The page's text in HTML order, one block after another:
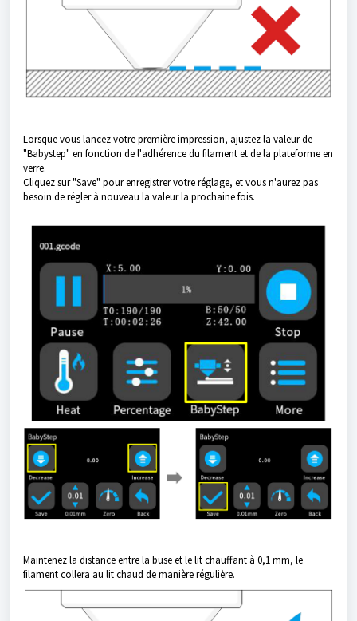
Lorsque vous lancez votre première impression, ajustez la valeur de
"Babystep" en fonction de l'adhérence du filament et de la plateforme en
verre.
Cliquez sur "Save" pour enregistrer votre réglage, et vous n'aurez pas
besoin de régler à nouveau la valeur la prochaine fois.
Maintenez la distance entre la buse et le lit chauffant à 0,1 mm, le
filament collera au lit chaud de manière régulière.